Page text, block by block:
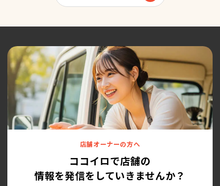
店舗オーナーの方へ
ココイロで店舗の
情報を発信をしていきませんか？